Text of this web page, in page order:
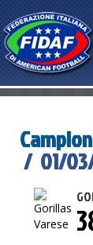
/ 01/03/